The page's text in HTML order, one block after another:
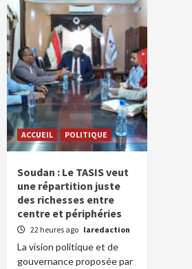
ACCUEIL POLITIQUE
Soudan : Le TASIS veut
une répartition juste
des richesses entre
centre et périphéries
22 heures ago laredaction
La vision politique et de
gouvernance proposée par